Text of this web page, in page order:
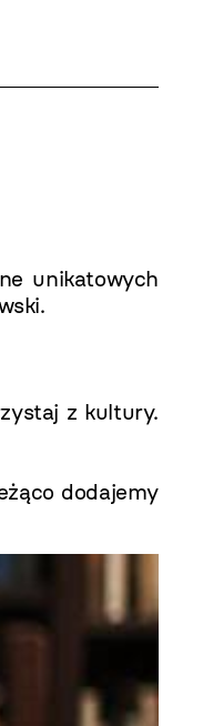
unikatowych
z kultury.
dodajemy